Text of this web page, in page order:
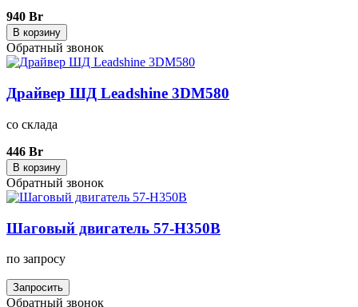
940 Br
В корзину
Обратный звонок
Драйвер ШД Leadshine 3DM580
со склада
446 Br
В корзину
Обратный звонок
Шаговый двигатель 57-H350B
по запросу
Запросить
Обратный звонок